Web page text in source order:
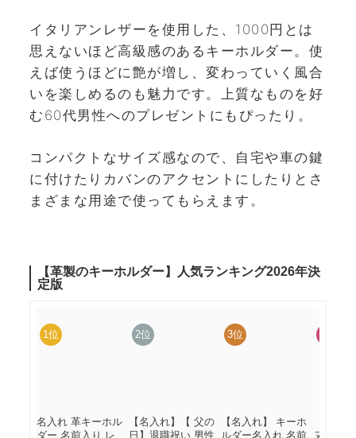
イタリアンレザーを使用した、1000円とは
思えないほど高級感のあるキーホルダー。使
えば使うほどに艶が増し、変わっていく風合
いを楽しめるのも魅力です。上質なものを好
む60代男性へのプレゼントにもぴったり。
コンパクトなサイズ感なので、自宅や車の鍵
に付けたりカバンのアクセントにしたりとさ
まざまな用途で使ってもらえます。